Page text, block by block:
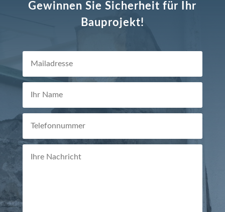
Gewinnen Sie Sicherheit für Ihr
Bauprojekt!